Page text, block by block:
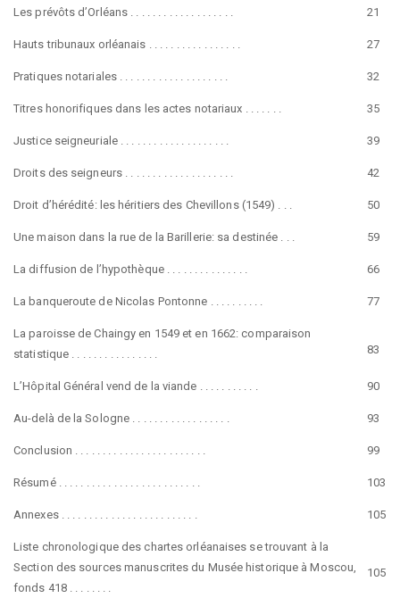
Les prévôts d’Orléans . . . . . . . . . . . . . . . . . . . 21
Hauts tribunaux orléanais . . . . . . . . . . . . . . . . . 27
Pratiques notariales . . . . . . . . . . . . . . . . . . . . 32
Titres honorifiques dans les actes notariaux . . . . . . . 35
Justice seigneuriale . . . . . . . . . . . . . . . . . . . . 39
Droits des seigneurs . . . . . . . . . . . . . . . . . . . . 42
Droit d’hérédité: les héritiers des Chevillons (1549) . . . 50
Une maison dans la rue de la Barillerie: sa destinée . . . 59
La diffusion de l’hypothèque . . . . . . . . . . . . . . . 66
La banqueroute de Nicolas Pontonne . . . . . . . . . . 77
La paroisse de Chaingy en 1549 et en 1662: comparaison
statistique . . . . . . . . . . . . . . . .
83
L’Hôpital Général vend de la viande . . . . . . . . . . . 90
Au-delà de la Sologne . . . . . . . . . . . . . . . . . . 93
Conclusion . . . . . . . . . . . . . . . . . . . . . . . . 99
Résumé . . . . . . . . . . . . . . . . . . . . . . . . . . 103
Annexes . . . . . . . . . . . . . . . . . . . . . . . . . 105
Liste chronologique des chartes orléanaises se trouvant à la
Section des sources manuscrites du Musée historique à Moscou,
fonds 418 . . . . . . . .
105